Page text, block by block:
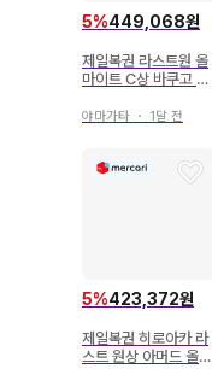
5%449,068원
제일복권 라스트원 올
마이트 C상 바쿠고 카
놋코
야마가타 ・ 1달 전
5%423,372원
제일복권 히로아카 라
스트 원상 아머드 올마